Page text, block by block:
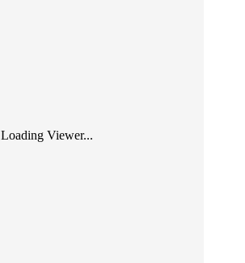
Loading Viewer...